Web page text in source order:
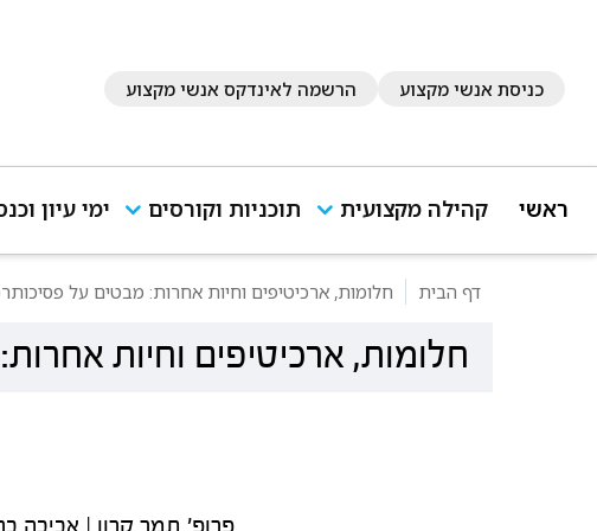
כניסת אנשי מקצוע הרשמה לאינדקס אנשי מקצוע
ראשי קהילה מקצועית תוכניות וקורסים ימי עיון
דף הבית חלומות, ארכיטיפים וחיות אחרות: מבטים על
חלומות, ארכיטיפים וחיות